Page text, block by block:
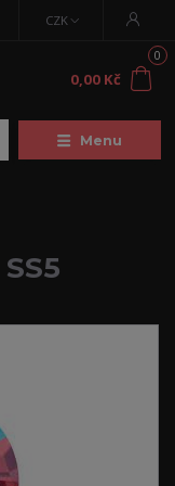
Menu
CZK
0
0,00 Kč